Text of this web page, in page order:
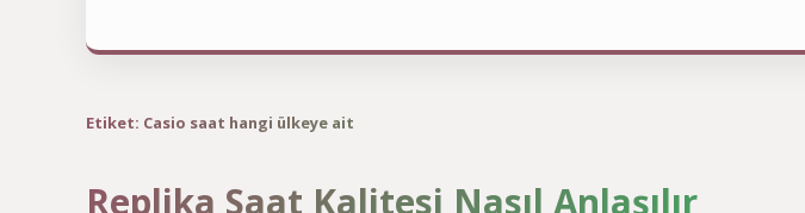
Etiket: Casio saat hangi ülkeye ait
Replika Saat Kalitesi Nasıl Anlaşılır